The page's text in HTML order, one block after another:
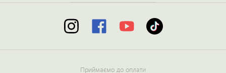
Приймаємо до оплати